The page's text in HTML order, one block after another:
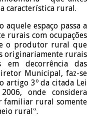
característica rural.
espaço passa a
rurais com ocupações
o produtor rural que
originariamente rurais
decorrência das
Municipal, faz-se
artigo 3º da citada Lei
onde considera
familiar rural somente
rural‟.